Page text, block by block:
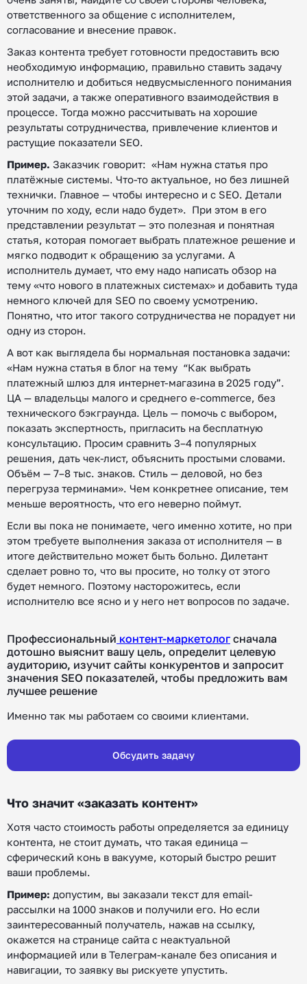
ответственного за общение с исполнителем,
согласование и внесение правок.
Заказ контента требует готовности предоставить всю
необходимую информацию, правильно ставить задачу
исполнителю и добиться недвусмысленного понимания
этой задачи, а также оперативного взаимодействия в
процессе. Тогда можно рассчитывать на хорошие
результаты сотрудничества, привлечение клиентов и
растущие показатели SEO.
Пример. Заказчик говорит: «Нам нужна статья про
платёжные системы. Что-то актуальное, но без лишней
технички. Главное — чтобы интересно и с SEO. Детали
уточним по ходу, если надо будет». При этом в его
представлении результат — это полезная и понятная
статья, которая помогает выбрать платежное решение и
мягко подводит к обращению за услугами. А
исполнитель думает, что ему надо написать обзор на
тему «что нового в платежных системах» и добавить туда
немного ключей для SEO по своему усмотрению.
Понятно, что итог такого сотрудничества не порадует ни
одну из сторон.
А вот как выглядела бы нормальная постановка задачи:
«Нам нужна статья в блог на тему “Как выбрать
платежный шлюз для интернет-магазина в 2025 году”.
ЦА — владельцы малого и среднего e-commerce, без
технического бэкграунда. Цель — помочь с выбором,
показать экспертность, пригласить на бесплатную
консультацию. Просим сравнить 3–4 популярных
решения, дать чек-лист, объяснить простыми словами.
Объём — 7–8 тыс. знаков. Стиль — деловой, но без
перегруза терминами». Чем конкретнее описание, тем
меньше вероятность, что его неверно поймут.
Если вы пока не понимаете, чего именно хотите, но при
этом требуете выполнения заказа от исполнителя — в
итоге действительно может быть больно. Дилетант
сделает ровно то, что вы просите, но толку от этого
будет немного. Поэтому насторожитесь, если
исполнителю все ясно и у него нет вопросов по задаче.
Профессиональный контент-маркетолог сначала
дотошно выяснит вашу цель, определит целевую
аудиторию, изучит сайты конкурентов и запросит
значения SEO показателей, чтобы предложить вам
лучшее решение
Именно так мы работаем со своими клиентами.
Обсудить задачу
Что значит «заказать контент»
Хотя часто стоимость работы определяется за единицу
контента, не стоит думать, что такая единица —
сферический конь в вакууме, который быстро решит
ваши проблемы.
Пример: допустим, вы заказали текст для email-
рассылки на 1000 знаков и получили его. Но если
заинтересованный получатель, нажав на ссылку,
окажется на странице сайта с неактуальной
информацией или в Телеграм-канале без описания и
навигации, то заявку вы рискуете упустить.